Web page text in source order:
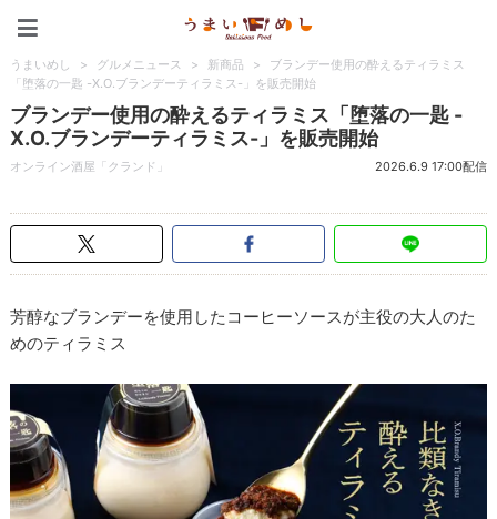
うまいめし > グルメニュース > 新商品 >
ブランデー使用の酔えるティラミス
「堕落の一匙 -X.O.ブランデーティラミス-」を販売開始
ブランデー使用の酔えるティラミス「堕落の一匙 -
X.O.ブランデーティラミス-」を販売開始
オンライン酒屋「クランド」 2026.6.9 17:00配信
芳醇なブランデーを使用したコーヒーソースが主役の大人のた
めのティラミス